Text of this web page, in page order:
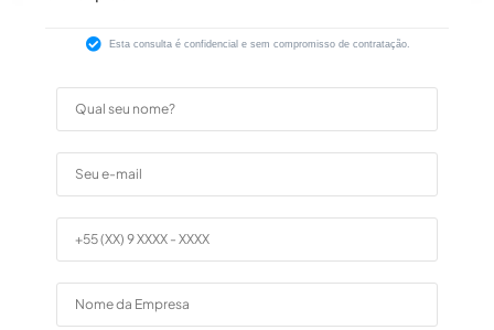
Esta consulta é confidencial e sem compromisso de contratação.